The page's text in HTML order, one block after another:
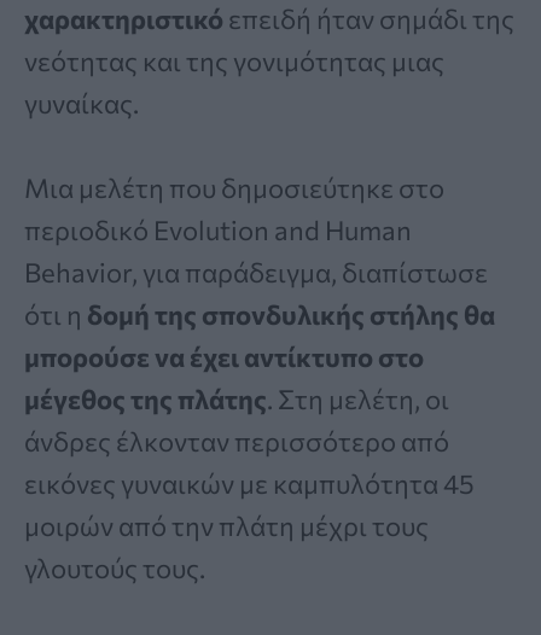
χαρακτηριστικό επειδή ήταν σημάδι της
νεότητας και της γονιμότητας μιας
γυναίκας.
Μια μελέτη που δημοσιεύτηκε στο
περιοδικό Evolution and Human
Behavior, για παράδειγμα, διαπίστωσε
ότι η δομή της σπονδυλικής στήλης θα
μπορούσε να έχει αντίκτυπο στο
μέγεθος της πλάτης. Στη μελέτη, οι
άνδρες έλκονταν περισσότερο από
εικόνες γυναικών με καμπυλότητα 45
μοιρών από την πλάτη μέχρι τους
γλουτούς τους.